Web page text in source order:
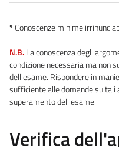
*Conoscenze minime
N.B.La conoscenza degli
condizione necessaria ma non
dell'esame. Rispondere in
sufficiente alle domande su
superamento dell'esame.
Verifica